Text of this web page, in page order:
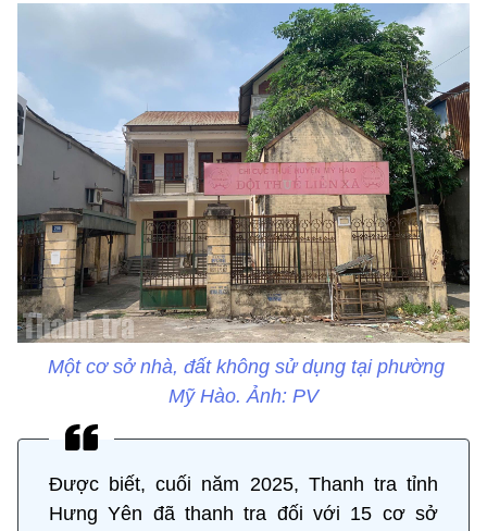
Một cơ sở nhà, đất không sử dụng tại phường
Mỹ Hào. Ảnh: PV
Được biết, cuối năm 2025, Thanh tra tỉnh
Hưng Yên đã thanh tra đối với 15 cơ sở